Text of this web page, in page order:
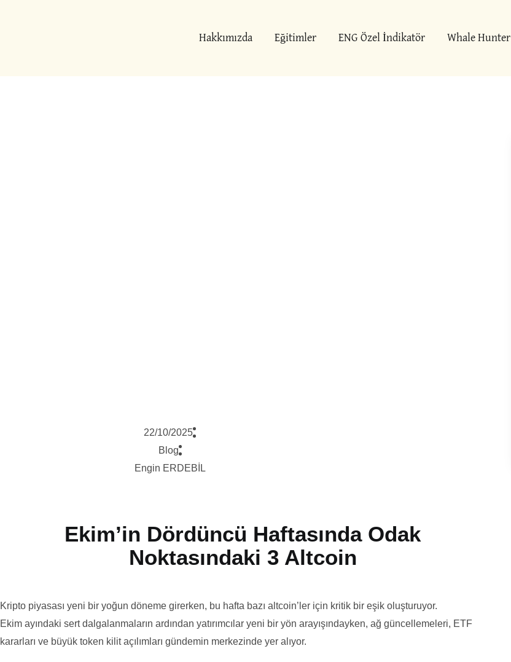
Hakkımızda Eğitimler ENG Özel İndikatör Whale Hunter
22/10/2025
Blog
Engin ERDEBİL
Ekim’in Dördüncü Haftasında Odak
Noktasındaki 3 Altcoin
Kripto piyasası yeni bir yoğun döneme girerken, bu hafta bazı altcoin’ler için kritik bir eşik oluşturuyor.
Ekim ayındaki sert dalgalanmaların ardından yatırımcılar yeni bir yön arayışındayken, ağ güncellemeleri, ETF
kararları ve büyük token kilit açılımları gündemin merkezinde yer alıyor.